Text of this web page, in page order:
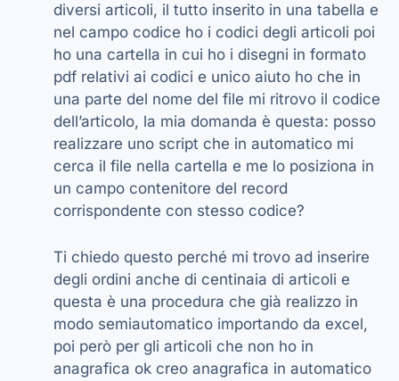
diversi articoli, il tutto inserito in una tabella e
nel campo codice ho i codici degli articoli poi
ho una cartella in cui ho i disegni in formato
pdf relativi ai codici e unico aiuto ho che in
una parte del nome del file mi ritrovo il codice
dell’articolo, la mia domanda è questa: posso
realizzare uno script che in automatico mi
cerca il file nella cartella e me lo posiziona in
un campo contenitore del record
corrispondente con stesso codice?
Ti chiedo questo perché mi trovo ad inserire
degli ordini anche di centinaia di articoli e
questa è una procedura che già realizzo in
modo semiautomatico importando da excel,
poi però per gli articoli che non ho in
anagrafica ok creo anagrafica in automatico